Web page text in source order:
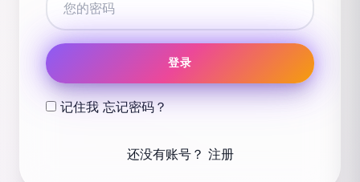
登录
记住我 忘记密码？
还没有账号？ 注册